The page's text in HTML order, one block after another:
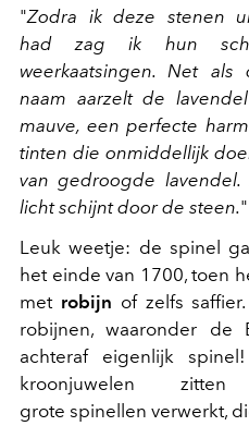
"Zodra ik deze stenen
had zag ik hun
weerkaatsingen. Net
naam aarzelt de
mauve, een perfecte
tinten die onmiddellijk
van gedroogde
licht schijnt door de steen."
Leuk weetje: de spinel
het einde van 1700, toen
met robijn of zelfs
robijnen, waaronder de
achteraf eigenlijk
kroonjuwelen
grote spinellen verwerkt,